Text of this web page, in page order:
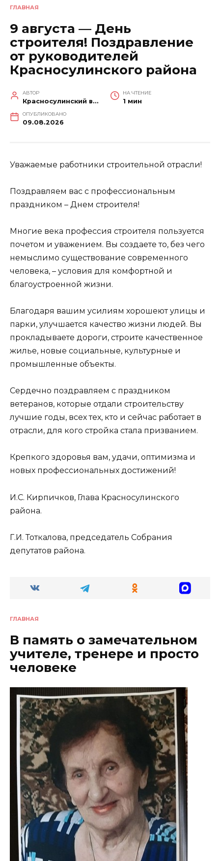
ГЛАВНАЯ
9 августа — День
строителя! Поздравление
от руководителей
Красносулинского района
АВТОР
Красносулинский вестник
НА ЧТЕНИЕ
1 мин
ОПУБЛИКОВАНО
09.08.2026
Уважаемые работники строительной отрасли!
Поздравляем вас с профессиональным
праздником – Днем строителя!
Многие века профессия строителя пользуется
почетом и уважением. Вы создаете то, без чего
немыслимо существование современного
человека, – условия для комфортной и
благоустроенной жизни.
Благодаря вашим усилиям хорошеют улицы и
парки, улучшается качество жизни людей. Вы
прокладываете дороги, строите качественное
жилье, новые социальные, культурные и
промышленные объекты.
Сердечно поздравляем с праздником
ветеранов, которые отдали строительству
лучшие годы, всех тех, кто и сейчас работает в
отрасли, для кого стройка стала призванием.
Крепкого здоровья вам, удачи, оптимизма и
новых профессиональных достижений!
И.С. Кирпичков, Глава Красносулинского
района.
Г.И. Тоткалова, председатель Собрания
депутатов района.
ГЛАВНАЯ
В память о замечательном
учителе, тренере и просто
человеке